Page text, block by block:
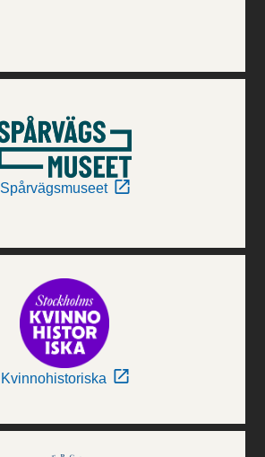
Spårvägsmuseet
Kvinnohistoriska